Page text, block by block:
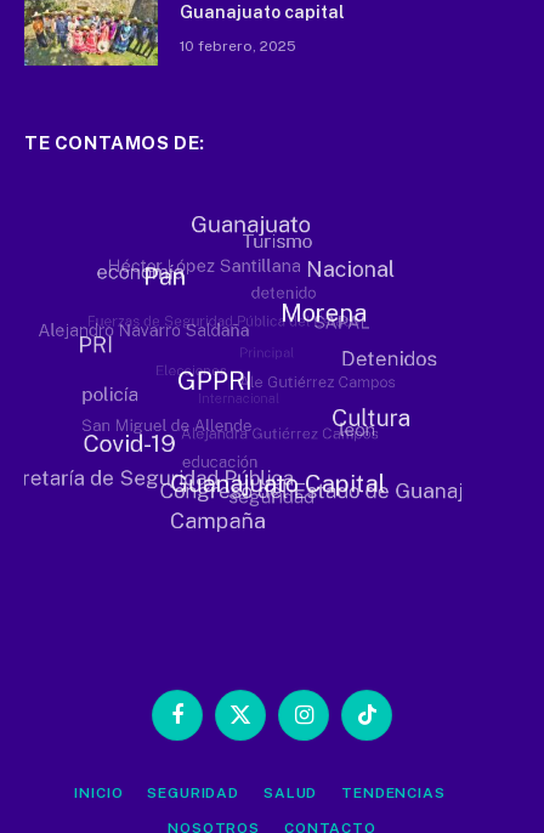
Guanajuato capital
10 febrero, 2025
TE CONTAMOS DE:
Facebook
X
InstagramTikTok
INICIO SEGURIDAD SALUD TENDENCIAS
NOSOTROS CONTACTO